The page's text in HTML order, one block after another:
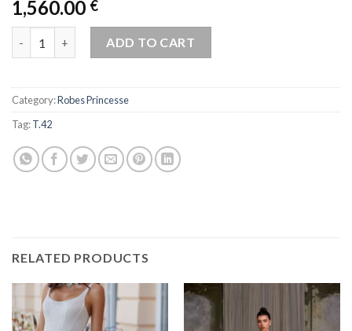
1,560.00 €
ADD TO CART
Category:Robes Princesse
Tag:T.42
RELATED PRODUCTS